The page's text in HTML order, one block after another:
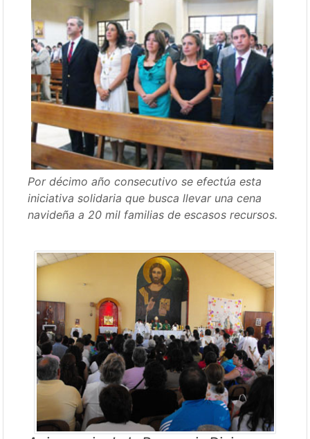
Por décimo año consecutivo se efectúa esta
iniciativa solidaria que busca llevar una cena
navideña a 20 mil familias de escasos recursos.